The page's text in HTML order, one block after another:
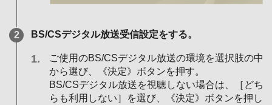
BS/CSデジタル放送受信設定をする。
ご使用のBS/CSデジタル放送の環境を選択肢の中
から選び、《決定》ボタンを押す。
BS/CSデジタル放送を視聴しない場合は、［どち
らも利用しない］を選び、《決定》ボタンを押し